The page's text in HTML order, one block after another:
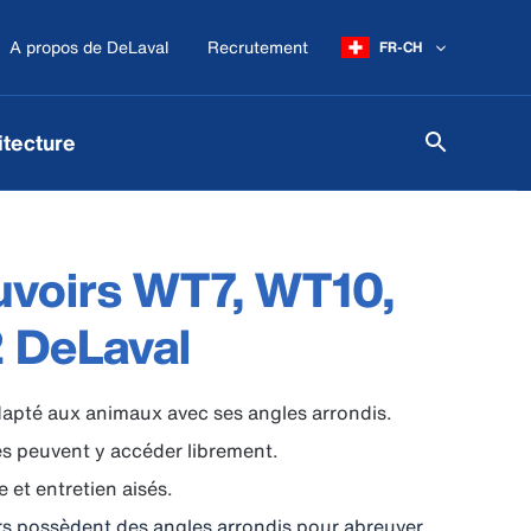
A propos de DeLaval Recrutement FR-CH
WT7, WT10,
DeLaval
aux animaux avec ses angles arrondis.
peuvent y accéder librement.
et entretien aisés.